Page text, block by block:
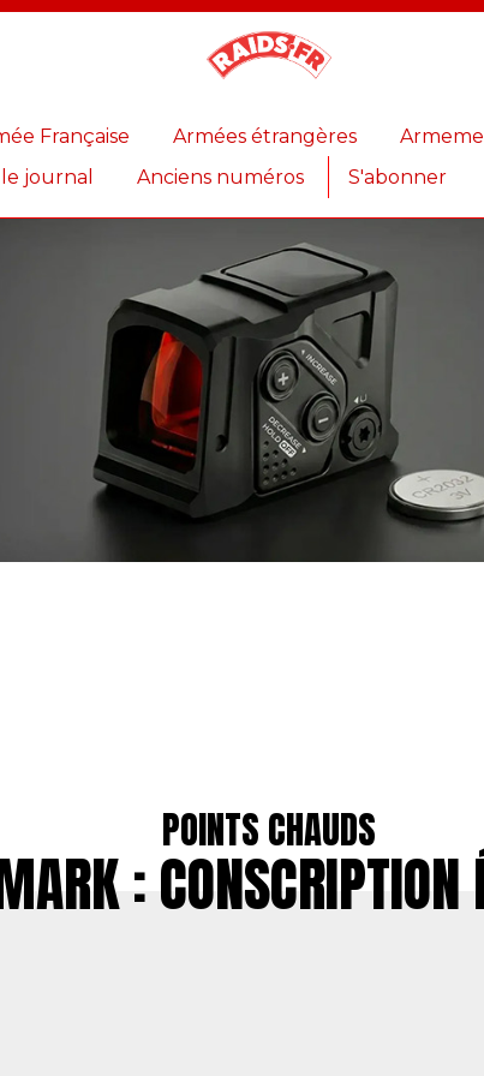
Française Armées étrangères
journal
Anciens numéros S'abonner
POINTS CHAUDS
: CONSCRIPTION